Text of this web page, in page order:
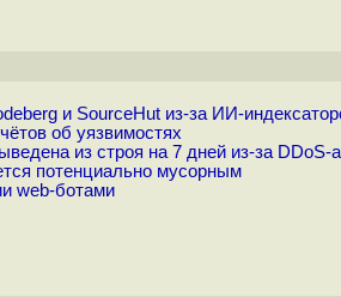
и SourceHut из-за ИИ-
об уязвимостях
из строя на 7 дней из-за DDoS-
потенциально мусорным
web-ботами